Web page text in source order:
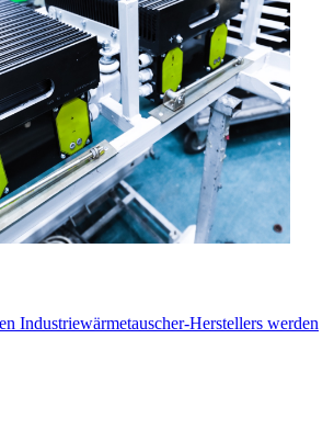
Industriewärmetauscher-Herstellers werden